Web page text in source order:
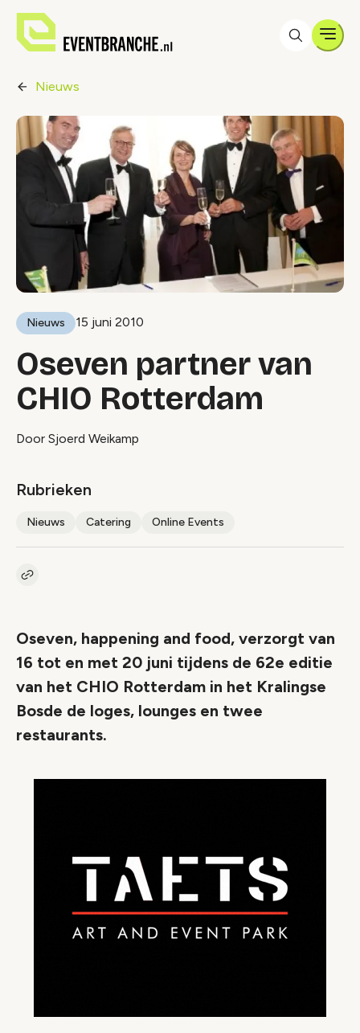
Nieuws
Nieuws 15 juni 2010
Oseven partner van
CHIO Rotterdam
Door Sjoerd Weikamp
Rubrieken
Nieuws Catering Online Events
Kopieer link naar artikel
Oseven, happening and food, verzorgt van
16 tot en met 20 juni tijdens de 62e editie
van het CHIO Rotterdam in het Kralingse
Bosde de loges, lounges en twee
restaurants.